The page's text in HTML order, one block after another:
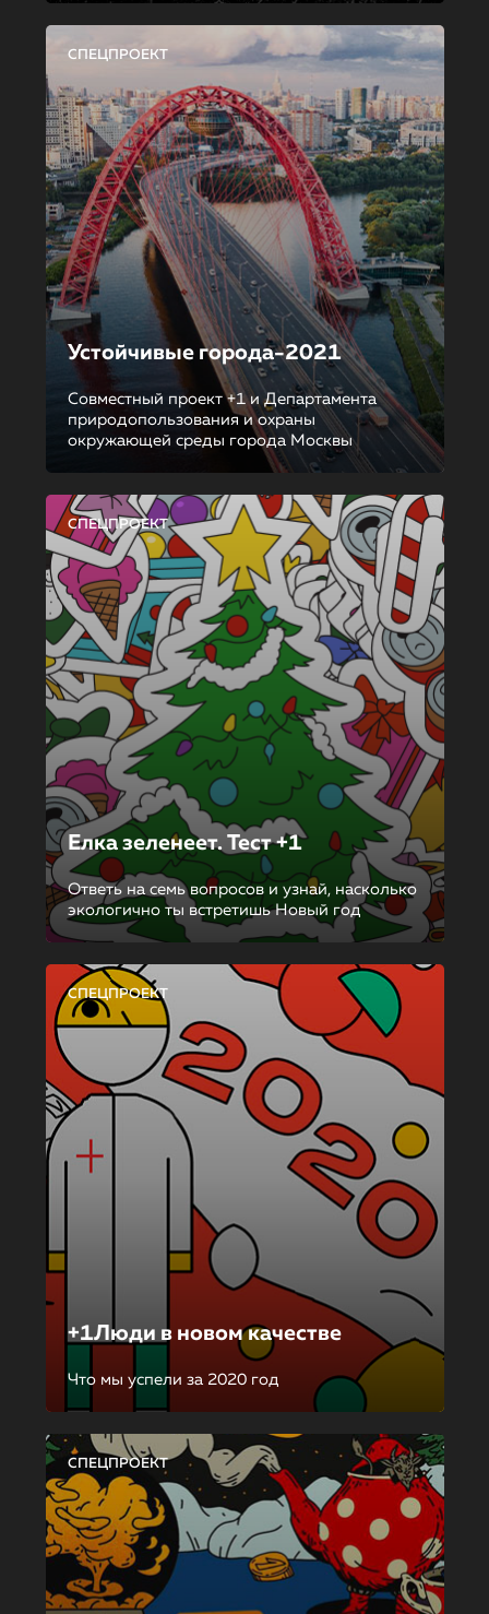
СПЕЦПРОЕКТ
Устойчивые города-2021
Совместный проект +1 и Департамента
природопользования и охраны
окружающей среды города Москвы
СПЕЦПРОЕКТ
Елка зеленеет. Тест +1
Ответь на семь вопросов и узнай, насколько
экологично ты встретишь Новый год
СПЕЦПРОЕКТ
+1Люди в новом качестве
Что мы успели за 2020 год
СПЕЦПРОЕКТ